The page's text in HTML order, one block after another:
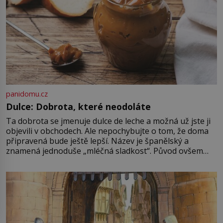
panidomu.cz
Dulce: Dobrota, které neodoláte
Ta dobrota se jmenuje dulce de leche a možná už jste ji
objevili v obchodech. Ale nepochybujte o tom, že doma
připravená bude ještě lepší. Název je španělský a
znamená jednoduše „mléčná sladkost“. Původ ovšem
pře hned několik latinskoamerických zemí a k tomu
Francie, kde se traduje,